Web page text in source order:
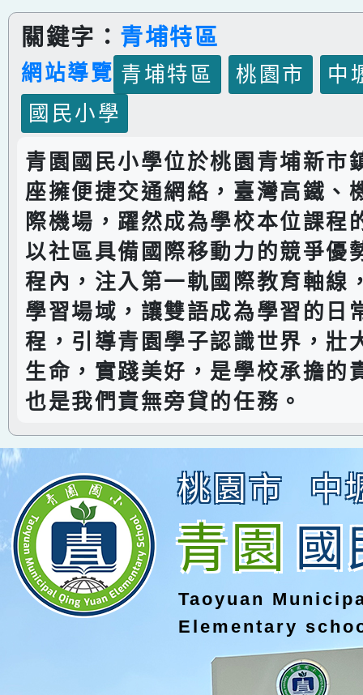
關鍵字： 青埔特區
網站導覽 青埔特區 桃園市
中
國民小學
青園國民小學位於桃園青埔新市
座擁便捷交通網絡，臺灣高鐵、
際機場，躍然成為學校本位課程
以社區具備國際移動力的競爭優
程內，注入第一軌國際教育軸線
學習場域，讓雙語成為學習的日
程，引導青園學子認識世界，壯
生命，實踐美好，是學校承擔的
也是我們責無旁貸的任務。
桃園市 中
青園國
Taoyuan
Elementary